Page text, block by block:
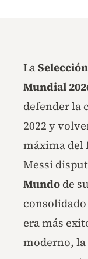
La
Mundial
defender la
2022 y
máxima del
Messi
Mundo de
era más
moderno,